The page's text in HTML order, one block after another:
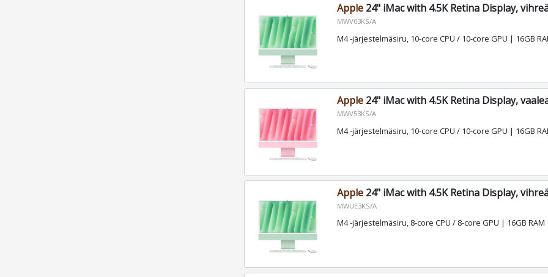
Apple24" iMac with 4.5K Retina Display,
MWV03KS/A
M4 -järjestelmäsiru, 10-core CPU / 10-core GPU | 16GB
Apple24" iMac with 4.5K Retina Display,
MWV53KS/A
M4 -järjestelmäsiru, 10-core CPU / 10-core GPU | 16GB
Apple24" iMac with 4.5K Retina Display,
MWUE3KS/A
M4 -järjestelmäsiru, 8-core CPU / 8-core GPU | 16GB RAM